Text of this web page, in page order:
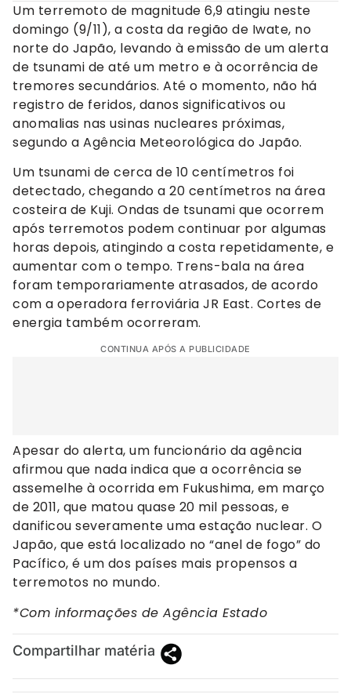
Um terremoto de magnitude 6,9 atingiu neste
domingo (9/11), a costa da região de Iwate, no
norte do Japão, levando à emissão de um alerta
de tsunami de até um metro e à ocorrência de
tremores secundários. Até o momento, não há
registro de feridos, danos significativos ou
anomalias nas usinas nucleares próximas,
segundo a Agência Meteorológica do Japão.
Um tsunami de cerca de 10 centímetros foi
detectado, chegando a 20 centímetros na área
costeira de Kuji. Ondas de tsunami que ocorrem
após terremotos podem continuar por algumas
horas depois, atingindo a costa repetidamente, e
aumentar com o tempo. Trens-bala na área
foram temporariamente atrasados, de acordo
com a operadora ferroviária JR East. Cortes de
energia também ocorreram.
CONTINUA APÓS A PUBLICIDADE
Apesar do alerta, um funcionário da agência
afirmou que nada indica que a ocorrência se
assemelhe à ocorrida em Fukushima, em março
de 2011, que matou quase 20 mil pessoas, e
danificou severamente uma estação nuclear. O
Japão, que está localizado no “anel de fogo” do
Pacífico, é um dos países mais propensos a
terremotos no mundo.
*Com informações de Agência Estado
Compartilhar matéria